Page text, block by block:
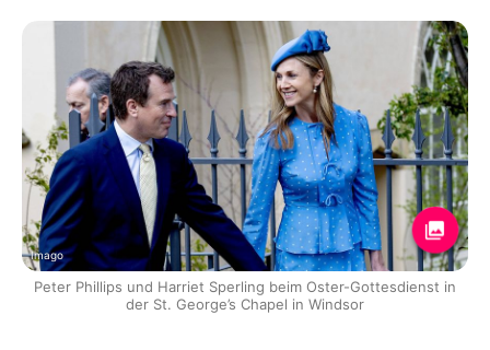
Imago
Peter Phillips und Harriet Sperling beim Oster-Gottesdienst in
der St. George’s Chapel in Windsor